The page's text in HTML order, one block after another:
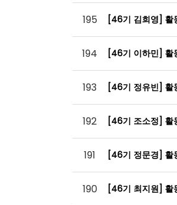
195 [46기 김희영] 활
194 [46기 이하민] 활
193 [46기 정유빈] 활
192 [46기 조소정] 활
191 [46기 정문경] 활
190 [46기 최지원] 활